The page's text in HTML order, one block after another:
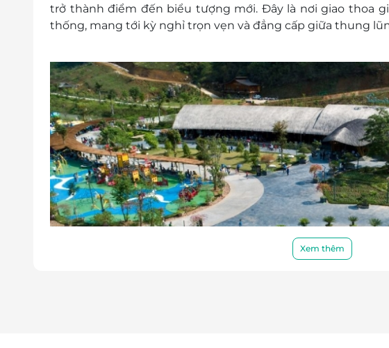
trở thành điểm đến biểu tượng mới. Đây là nơi giao thoa
thống, mang tới kỳ nghỉ trọn vẹn và đẳng cấp giữa thung
Xem thêm